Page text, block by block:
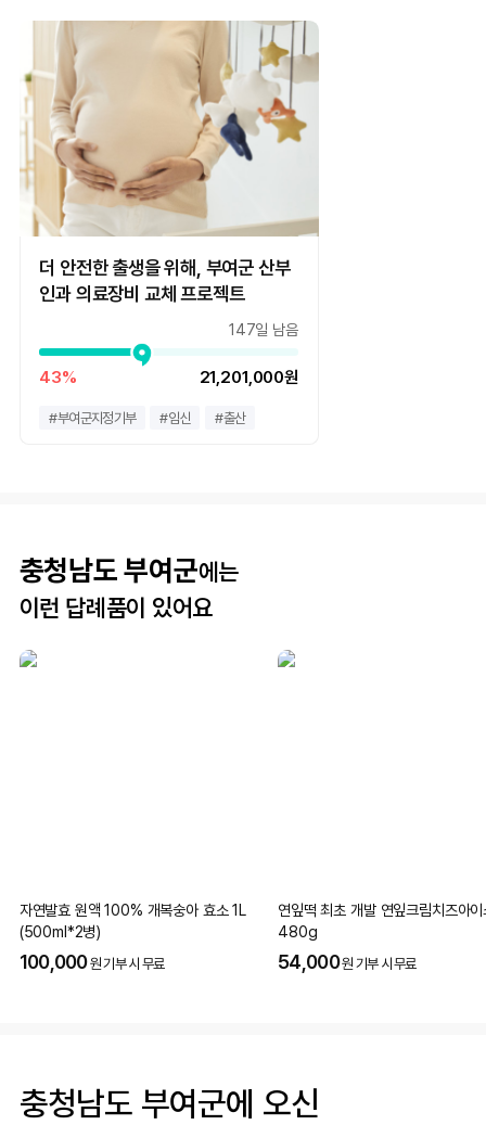
더 안전한 출생을 위해, 부여군 산부
인과 의료장비 교체 프로젝트
147일 남음
43% 21,201,000원
#부여군지정기부 #임신 #출산
충청남도 부여군에는
이런 답례품이 있어요
자연발효 원액 100% 개복숭아 효소 1L
(500ml*2병)
100,000원 기부 시 무료
연잎떡 최초 개발 연잎크림치즈아
480g
54,000원 기부 시 무료
충청남도 부여군에 오신